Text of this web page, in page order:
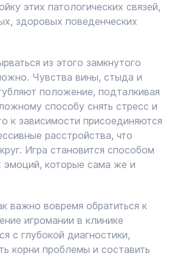
этих патологических связей,
здоровых поведенческих
из этого замкнутого
Чувства вины, стыда и
положение, подталкивая
способу снять стресс и
к зависимости присоединяются
расстройства, что
Игра становится способом
эмоций, которые сама же и
важно вовремя обратиться к
игромании в клинике
с глубокой диагностики,
корни проблемы и составить